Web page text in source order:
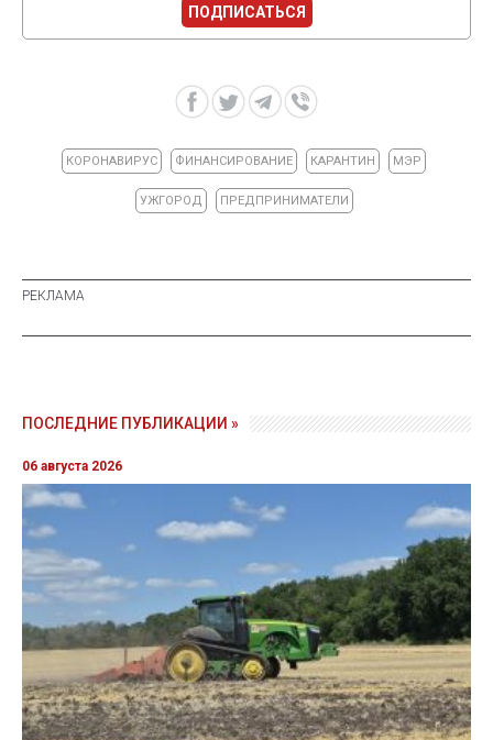
ПОДПИСАТЬСЯ
КОРОНАВИРУС ФИНАНСИРОВАНИЕ КАРАНТИН МЭР
УЖГОРОД ПРЕДПРИНИМАТЕЛИ
ПОСЛЕДНИЕ ПУБЛИКАЦИИ »
06 августа 2026